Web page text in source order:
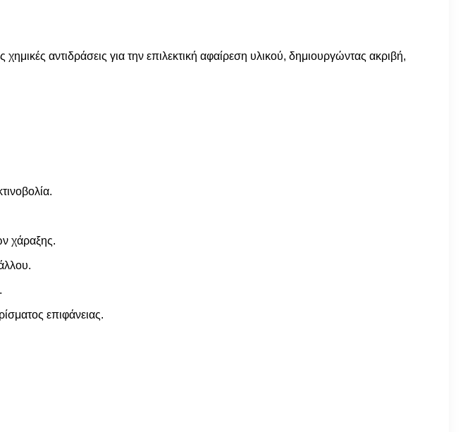
αντιδράσεις για την επιλεκτική αφαίρεση υλικού, δημιουργώντας ακριβή,
χάραξης.
επιφάνειας.